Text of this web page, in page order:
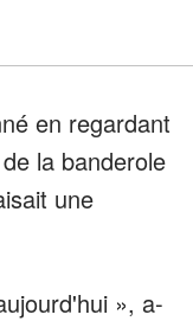
en regardant
la banderole
une
», a-